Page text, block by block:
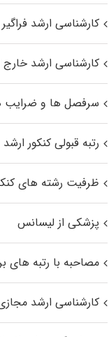
کارشناسی ارشد فراگیر
کارشناسی ارشد خارج
سرفصل ها و ضرایب
رتبه قبولی کنکور ارشد
ظرفیت رشته های
پزشکی از لیسانس
مصاحبه با رتبه های
کارشناسی ارشد